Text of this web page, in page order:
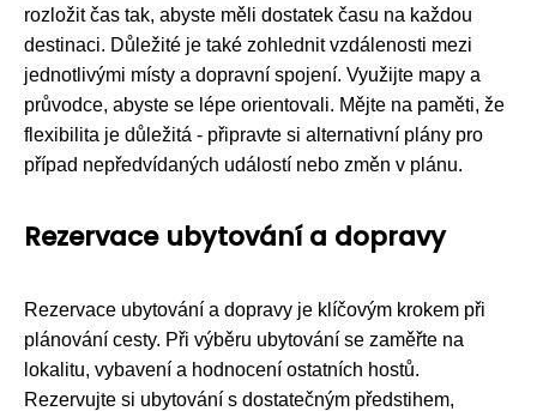
rozložit čas tak, abyste měli dostatek času na každou
destinaci. Důležité je také zohlednit vzdálenosti mezi
jednotlivými místy a dopravní spojení. Využijte mapy a
průvodce, abyste se lépe orientovali. Mějte na paměti, že
flexibilita je důležitá - připravte si alternativní plány pro
případ nepředvídaných událostí nebo změn v plánu.
Rezervace ubytování a dopravy
Rezervace ubytování a dopravy je klíčovým krokem při
plánování cesty. Při výběru ubytování se zaměřte na
lokalitu, vybavení a hodnocení ostatních hostů.
Rezervujte si ubytování s dostatečným předstihem,